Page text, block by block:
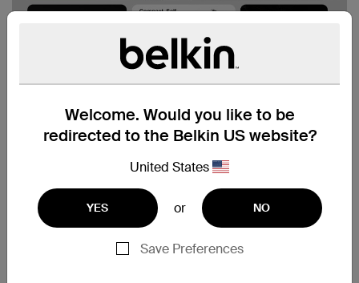
Welcome. Would you like to be
redirected to the Belkin US website?
United States
YES or NO
Save Preferences